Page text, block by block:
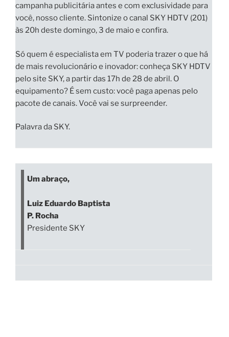
campanha publicitária antes e com exclusividade para
você, nosso cliente. Sintonize o canal SKY HDTV (201)
às 20h deste domingo, 3 de maioe confira.
Só quem é especialista em TV poderia trazer o que há
de mais revolucionário e inovador:conheça SKY HDTV
pelo site SKY,a partir das 17h de 28 de abril. O
equipamento? É sem custo: você paga apenas pelo
pacote de canais.Você vai se surpreender.
Palavra da SKY.
Um abraço,
Luiz Eduardo Baptista
P. Rocha
Presidente SKY